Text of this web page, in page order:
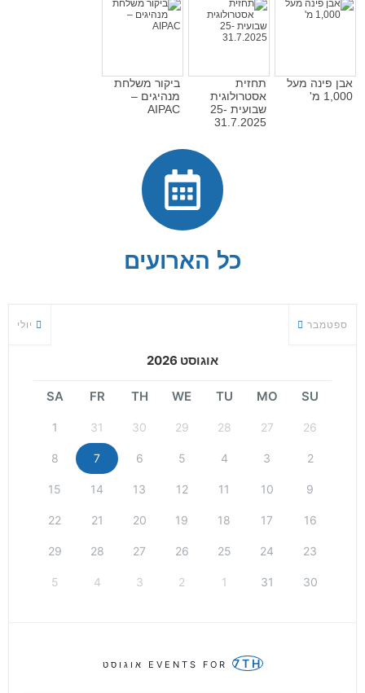
אבן פינה מעל
1,000 מ'
תחזית
אסטרולוגית
שבועית 25-
31.7.2025
ביקור משלחת
מנהיגים –
AIPAC
כל הארועים
יולי
אוגוסט 2026
ספטמבר
SU
MO
TU
WE
TH
FR
SA
26
27
28
29
30
31
1
2
3
4
5
6
7
8
9
10
11
12
13
14
15
16
17
18
19
20
21
22
23
24
25
26
27
28
29
30
31
1
2
3
4
5
EVENTS FOR 7TH אוגוסט